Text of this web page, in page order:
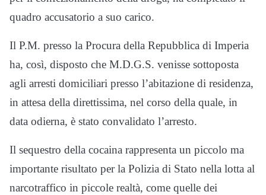
quadro accusatorio a suo carico.
Il P.M. presso la Procura della Repubblica di Imperia
ha, così, disposto che M.D.G.S. venisse sottoposta
agli arresti domiciliari presso l’abitazione di residenza,
in attesa della direttissima, nel corso della quale, in
data odierna, è stato convalidato l’arresto.
Il sequestro della cocaina rappresenta un piccolo ma
importante risultato per la Polizia di Stato nella lotta al
narcotraffico in piccole realtà, come quelle dei